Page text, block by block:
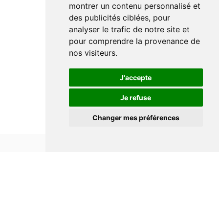
montrer un contenu personnalisé et
des publicités ciblées, pour
analyser le trafic de notre site et
pour comprendre la provenance de
nos visiteurs.
J'accepte
Je refuse
Changer mes préférences